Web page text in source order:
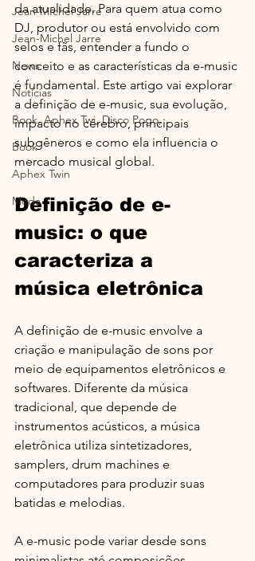
Jean-MIchel Jarre
Jean-Michel Jarre
News
Notícias
Book, Aphex Twi, Disco Pogo,
Book
Aphex Twin
Moda
da atualidade. Para quem atua como
DJ, produtor ou está envolvido com
selos e fãs, entender a fundo o
conceito e as características da e-music
é fundamental. Este artigo vai explorar
a definição de e-music, sua evolução,
impacto no cérebro, principais
subgêneros e como ela influencia o
mercado musical global.
Definição de e-
music: o que
caracteriza a
música eletrônica
A definição de e-music envolve a
criação e manipulação de sons por
meio de equipamentos eletrônicos e
softwares. Diferente da música
tradicional, que depende de
instrumentos acústicos, a música
eletrônica utiliza sintetizadores,
samplers, drum machines e
computadores para produzir suas
batidas e melodias.
A e-music pode variar desde sons